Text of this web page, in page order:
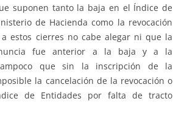
suponen tanto la baja en el Índice de
de Hacienda como la revocación
estos cierres no cabe alegar ni que la
fue anterior a la baja y a la
que sin la inscripción de la
la cancelación de la revocación o
de Entidades por falta de tracto